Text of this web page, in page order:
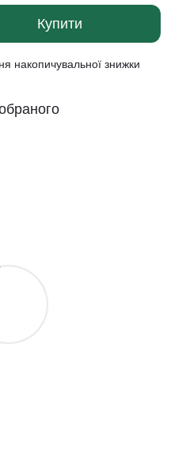
Купити
накопичувальної знижки